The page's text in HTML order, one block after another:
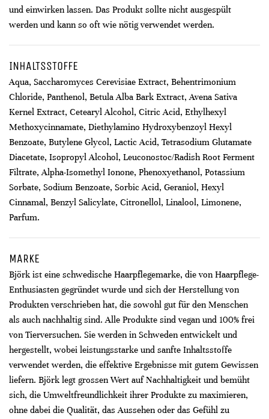
und einwirken lassen. Das Produkt sollte nicht ausgespült
werden und kann so oft wie nötig verwendet werden.
INHALTSSTOFFE
Aqua, Saccharomyces Cerevisiae Extract, Behentrimonium
Chloride, Panthenol, Betula Alba Bark Extract, Avena Sativa
Kernel Extract, Cetearyl Alcohol, Citric Acid, Ethylhexyl
Methoxycinnamate, Diethylamino Hydroxybenzoyl Hexyl
Benzoate, Butylene Glycol, Lactic Acid, Tetrasodium Glutamate
Diacetate, Isopropyl Alcohol, Leuconostoc/Radish Root Ferment
Filtrate, Alpha-Isomethyl Ionone, Phenoxyethanol, Potassium
Sorbate, Sodium Benzoate, Sorbic Acid, Geraniol, Hexyl
Cinnamal, Benzyl Salicylate, Citronellol, Linalool, Limonene,
Parfum.
MARKE
Björk ist eine schwedische Haarpflegemarke, die von Haarpflege-
Enthusiasten gegründet wurde und sich der Herstellung von
Produkten verschrieben hat, die sowohl gut für den Menschen
als auch nachhaltig sind. Alle Produkte sind vegan und 100% frei
von Tierversuchen. Sie werden in Schweden entwickelt und
hergestellt, wobei leistungsstarke und sanfte Inhaltsstoffe
verwendet werden, die effektive Ergebnisse mit gutem Gewissen
liefern. Björk legt grossen Wert auf Nachhaltigkeit und bemüht
sich, die Umweltfreundlichkeit ihrer Produkte zu maximieren,
ohne dabei die Qualität, das Aussehen oder das Gefühl zu